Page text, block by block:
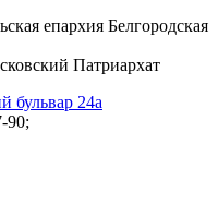
епархия Белгородская
Патриархат
бульвар 24а
90;